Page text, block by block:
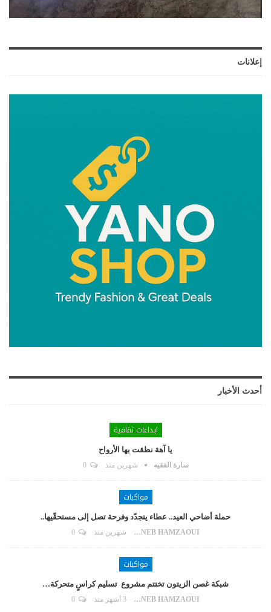
إعلانات
أحدث الأخبار
ابداعات ثقافية
يا آهة نطقت بها الأرواح
سارة الفقيه شهرين منذ 0
مواكبات
حملة أضاحي العيد.. عطاء يتجدّد وفرحة تصل إلى مستحقّيها..
ZAYNEB HAMZAOUI شهرين منذ
مواكبات
شبكة غصن الزيتون تختتم مشروع تسليم كراسٍ متحركة…
ZAYNEB HAMZAOUI 3 أشهر منذ